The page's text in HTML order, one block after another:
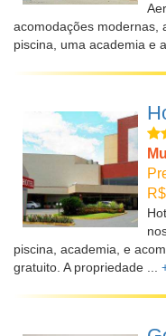
acomodações modernas,
piscina, uma academia e
piscina, academia, e
gratuito. A propriedade ...